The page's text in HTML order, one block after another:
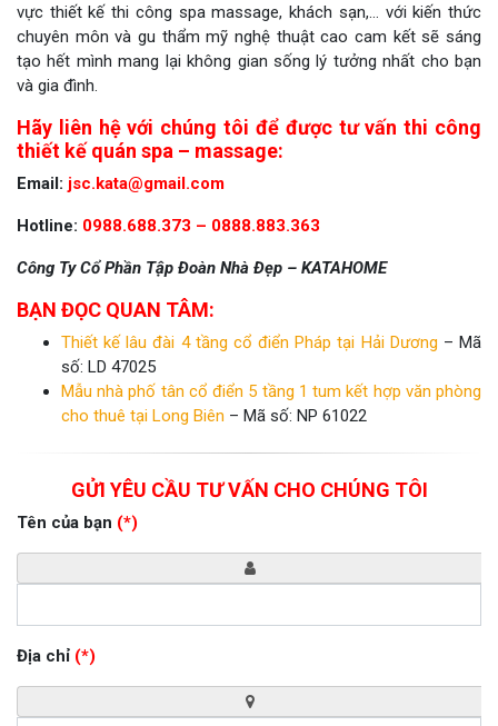
vực thiết kế thi công spa massage, khách sạn,… với kiến thức
chuyên môn và gu thẩm mỹ nghệ thuật cao cam kết sẽ sáng
tạo hết mình mang lại không gian sống lý tưởng nhất cho bạn
và gia đình.
Hãy liên hệ với chúng tôi để được tư vấn thi công
thiết kế quán spa – massage:
Email: jsc.kata@gmail.com
Hotline: 0988.688.373 – 0888.883.363
Công Ty Cổ Phần Tập Đoàn Nhà Đẹp – KATAHOME
BẠN ĐỌC QUAN TÂM:
Thiết kế lâu đài 4 tầng cổ điển Pháp tại Hải Dương – Mã
số: LD 47025
Mẫu nhà phố tân cổ điển 5 tầng 1 tum kết hợp văn phòng
cho thuê tại Long Biên – Mã số: NP 61022
GỬI YÊU CẦU TƯ VẤN CHO CHÚNG TÔI
Tên của bạn (*)
Địa chỉ (*)